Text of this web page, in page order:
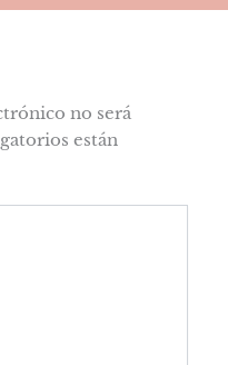
no será
están